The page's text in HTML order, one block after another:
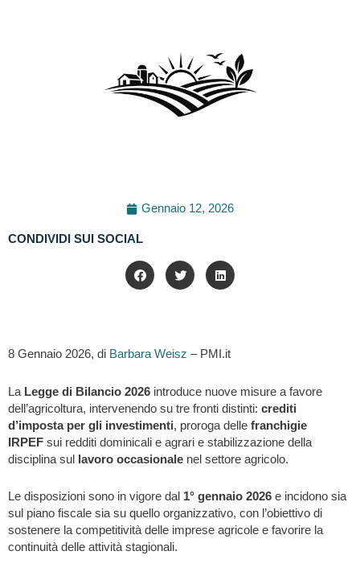
Gennaio 12, 2026
CONDIVIDI SUI SOCIAL
8 Gennaio 2026, di Barbara Weisz – PMI.it
La Legge di Bilancio 2026 introduce nuove misure a favore
dell’agricoltura, intervenendo su tre fronti distinti: crediti
d’imposta per gli investimenti, proroga delle franchigie
IRPEF sui redditi dominicali e agrari e stabilizzazione della
disciplina sul
lavoro occasionale nel settore agricolo.
Le disposizioni sono in vigore dal 1° gennaio 2026 e incidono sia
sul piano fiscale sia su quello organizzativo, con l’obiettivo di
sostenere la competitività delle imprese agricole e favorire la
continuità delle attività stagionali.